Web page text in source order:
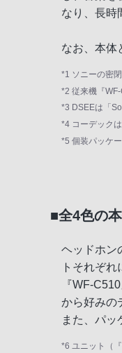
なり、長時
なお、本体
*1 ソニーの密
*2 従来機『
*3 DSEEは「
*4 コーデック
*5 個装パッケ
■全4色の
ヘッドホン
トそれぞ
『WF-
から好みの
また、パッ
*6 ユニット（